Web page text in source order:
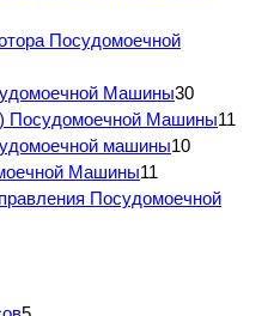
Посудомоечной
Машины30
Посудомоечной Машины11
машины10
Машины11
Посудомоечной